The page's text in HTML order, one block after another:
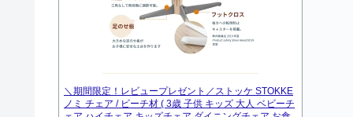
＼期間限定！レビュープレゼント／ストッケ STOKKE
ノミ チェア / ビーチ材 ( 3歳 子供 キッズ 大人 ベビーチ